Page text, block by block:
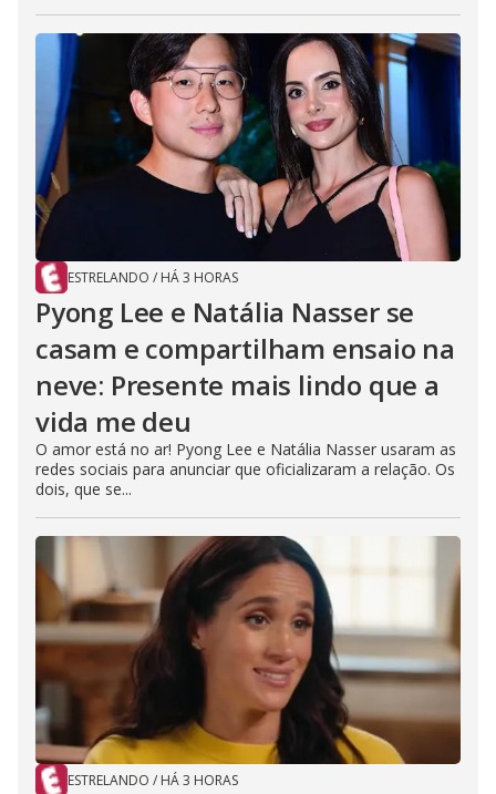
ESTRELANDO / HÁ 3 HORAS
Pyong Lee e Natália Nasser se
casam e compartilham ensaio na
neve: Presente mais lindo que a
vida me deu
O amor está no ar! Pyong Lee e Natália Nasser usaram as
redes sociais para anunciar que oficializaram a relação. Os
dois, que se...
ESTRELANDO / HÁ 3 HORAS